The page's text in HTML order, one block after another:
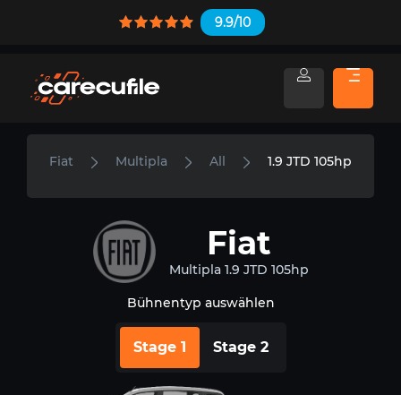
9.9/10
Fiat Multipla All 1.9 JTD 105hp
Fiat
Multipla 1.9 JTD 105hp
Bühnentyp auswählen
Stage 1 Stage 2